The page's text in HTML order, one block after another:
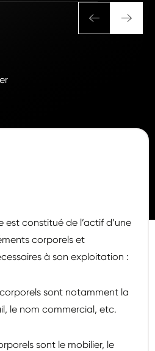
constitué de l’actif d’une
corporels et
à son exploitation :
sont notamment la
le nom commercial, etc.
sont le mobilier, le